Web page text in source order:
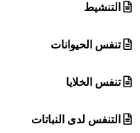
التنشيط
تنفس الحيوانات
تنفس الخلايا
التنفس لدى النباتات